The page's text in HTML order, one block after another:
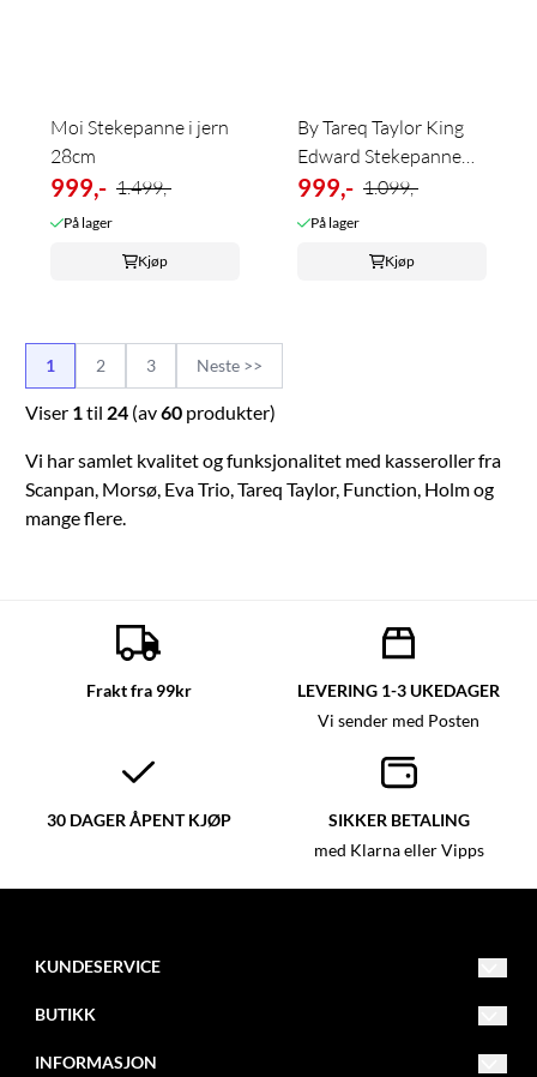
Moi Stekepanne i jern
28cm
999,- 1.499,-
På lager
Kjøp
By Tareq Taylor King
Edward Stekepanne
Dia 28 cm
999,- 1.099,-
På lager
Kjøp
1 2 3 Neste >>
Viser 1til 24 (av60 produkter)
Vi har samlet kvalitet og funksjonalitet med kasseroller fra
Scanpan, Morsø, Eva Trio, Tareq Taylor, Function, Holm og
mange flere.
Frakt fra 99kr LEVERING 1-3 UKEDAGER
Vi sender med Posten
30 DAGER ÅPENT KJØP SIKKER BETALING
med Klarna eller Vipps
KUNDESERVICE
post@glassmagasinet.com
BUTIKK
INFORMASJON